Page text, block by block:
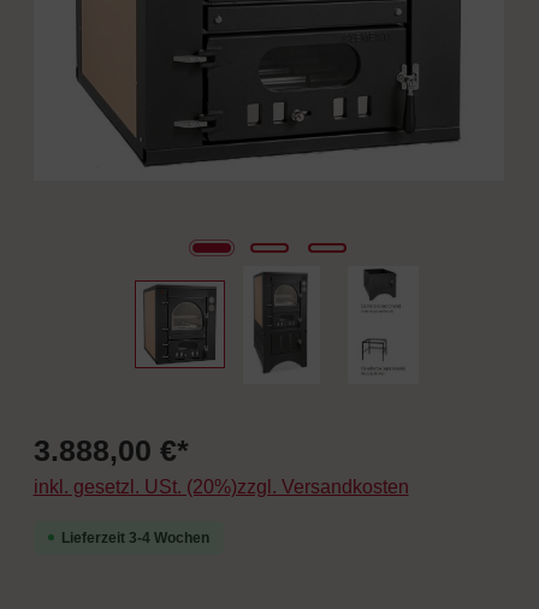
3.888,00 €*
inkl. gesetzl. USt. (20%)zzgl. Versandkosten
Lieferzeit 3-4 Wochen